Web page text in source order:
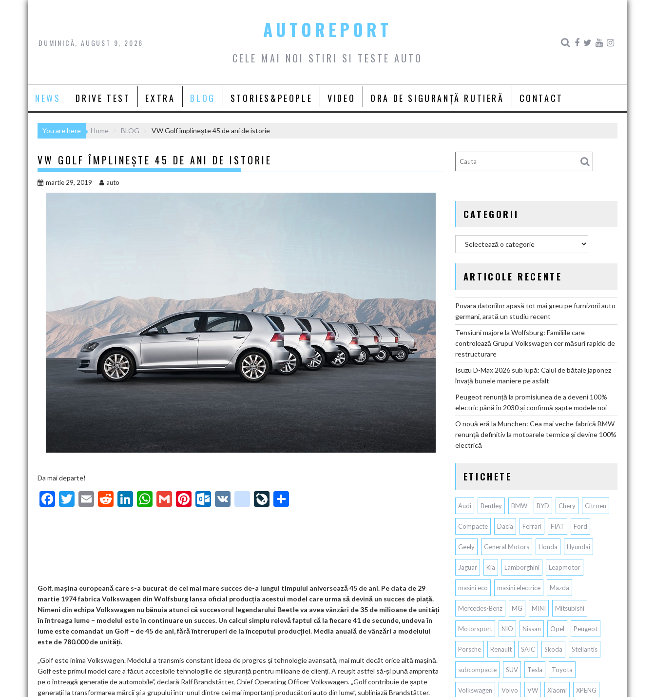
Skip
DUMINICĂ, AUGUST 9, 2026
AUTOREPORT
CELE MAI NOI STIRI SI TESTE AUTO
NEWS DRIVE TEST EXTRA BLOG STORIES&PEOPLE VIDEO ORA DE SIGURANȚĂ RUTIERĂ CONTACT
You are here Home BLOG VW Golf împlinește 45 de ani de istorie
VW GOLF ÎMPLINEȘTE 45 DE ANI DE ISTORIE
martie 29, 2019 auto
Da mai departe!
F
k
T
E
R
Li W
p
G
Pi O
m
V
g
o
o
k
m
ar
ks
Li
Golf, mașina europeană care s-a bucurat de cel mai mare succes de-a lungul timpului aniversează 45 de ani. Pe data de 29
martie 1974 fabrica Volkswagen din Wolfsburg lansa oficial producția acestui model care urma să devină un succes de piață.
Nimeni din echipa Volkswagen nu bănuia atunci că succesorul legendarului Beetle va avea vânzări de 35 de milioane de unități
în întreaga lume – modelul este în continuare un succes. Un calcul simplu relevă faptul că la fiecare 41 de secunde, undeva în
lume este comandat un Golf – de 45 de ani, fără întreruperi de la începutul producției. Media anuală de vânzări a modelului
este de 780.000 de unități.
„Golf este inima Volkswagen. Modelul a transmis constant ideea de progres și tehnologie avansată, mai mult decât orice altă mașină.
Golf este primul model care a făcut accesibile tehnologiile de siguranță pentru milioane de clienți. A reușit astfel să-și pună amprenta
pe o întreagă generație de automobile”, declară Ralf Brandstätter, Chief Operating Officer Volkswagen. „Golf contribuie de șapte
generații la transformarea mărcii și a grupului într-unul dintre cei mai importanți producători auto din lume”, subliniază Brandstätter.
CATEGORII
ARTICOLE RECENTE
Povara datoriilor apasă tot mai greu pe furnizorii auto
germani, arată un studiu recent
Tensiuni majore la Wolfsburg: Familiile care
controlează Grupul Volkswagen cer măsuri rapide de
restructurare
Isuzu D-Max 2026 sub lupă: Calul de bătaie japonez
învață bunele maniere pe asfalt
Peugeot renunță la promisiunea de a deveni 100%
electric până în 2030 și confirmă șapte modele noi
O nouă eră la Munchen: Cea mai veche fabrică BMW
renunță definitiv la motoarele termice și devine 100%
electrică
ETICHETE
Audi Bentley BMW BYD Chery Citroen
Compacte Dacia Ferrari FIAT Ford
Geely General Motors Honda Hyundai
Jaguar Kia Lamborghini Leapmotor
masini eco masini electrice Mazda
Mercedes-Benz MG MINI Mitsubishi
Motorsport NIO Nissan Opel Peugeot
Porsche Renault SAIC Skoda Stellantis
subcompacte SUV Tesla Toyota
Volkswagen Volvo VW Xiaomi XPENG